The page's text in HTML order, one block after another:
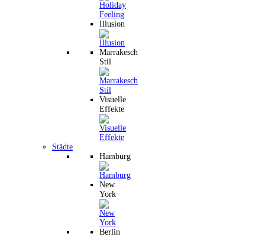
Illusion
Marrakesch
Stil
Visuelle
Effekte
Städte
Hamburg
New
York
Berlin